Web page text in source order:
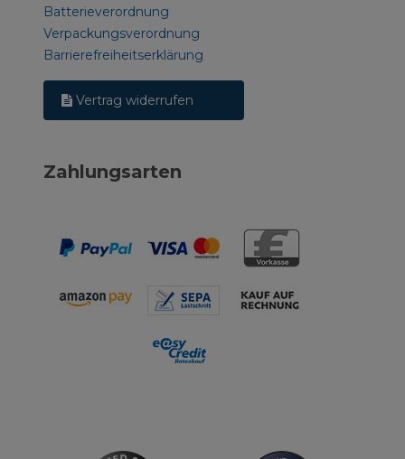
Batterieverordnung
Verpackungsverordnung
Barrierefreiheitserklärung
Vertrag widerrufen
Zahlungsarten